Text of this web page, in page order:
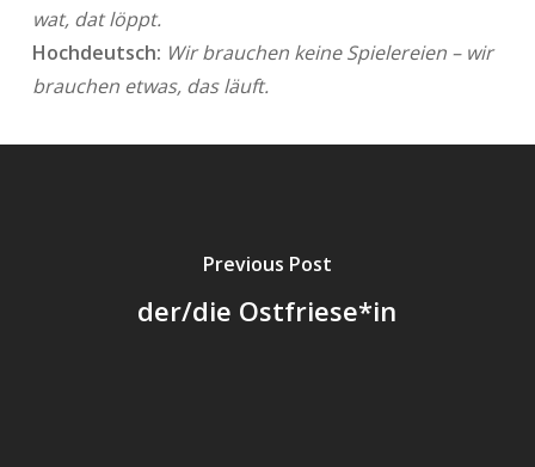
wat, dat löppt.
Hochdeutsch: Wir brauchen keine Spielereien – wir
brauchen etwas, das läuft.
Previous Post
der/die Ostfriese*in